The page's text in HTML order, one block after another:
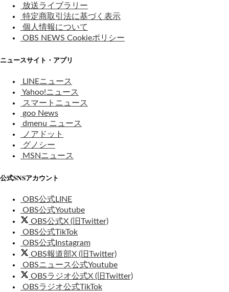
放送ライブラリー
特定商取引法に基づく表示
個人情報について
OBS NEWS Cookieポリシー
ニュースサイト・アプリ
LINEニュース
Yahoo!ニュース
スマートニュース
goo News
dmenu ニュース
ノアドット
グノシー
MSNニュース
公式SNSアカウント
OBS公式LINE
OBS公式Youtube
OBS公式X (旧Twitter)
OBS公式TikTok
OBS公式Instagram
OBS報道部X (旧Twitter)
OBSニュース公式Youtube
OBSラジオ公式X (旧Twitter)
OBSラジオ公式TikTok